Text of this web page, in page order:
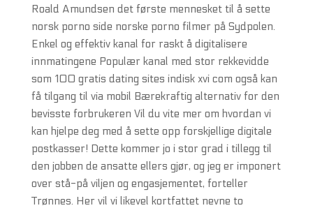
Roald Amundsen det første mennesket til å sette
norsk porno side norske porno filmer på Sydpolen.
Enkel og effektiv kanal for raskt å digitalisere
innmatingene Populær kanal med stor rekkevidde
som 100 gratis dating sites indisk xvi com også kan
få tilgang til via mobil Bærekraftig alternativ for den
bevisste forbrukeren Vil du vite mer om hvordan vi
kan hjelpe deg med å sette opp forskjellige digitale
postkasser! Dette kommer jo i stor grad i tillegg til
den jobben de ansatte ellers gjør, og jeg er imponert
over stå-på viljen og engasjementet, forteller
Trønnes. Her vil vi likevel kortfattet nevne to